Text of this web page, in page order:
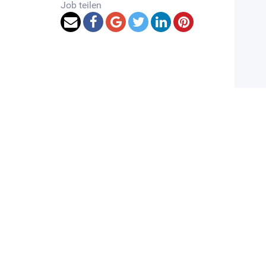
Job teilen